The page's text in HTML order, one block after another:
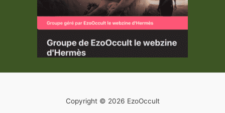
Copyright © 2026 EzoOccult